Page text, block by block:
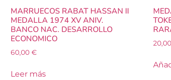
MARRUECOS RABAT HASSAN II
MEDALLA 1974 XV ANIV.
BANCO NAC. DESARROLLO
ECONOMICO
60,00€
Leer más